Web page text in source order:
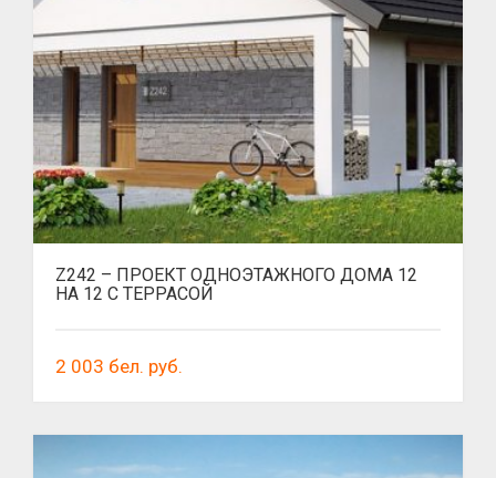
Z242 – ПРОЕКТ ОДНОЭТАЖНОГО ДОМА 12
НА 12 С ТЕРРАСОЙ
2 003 бел. руб.